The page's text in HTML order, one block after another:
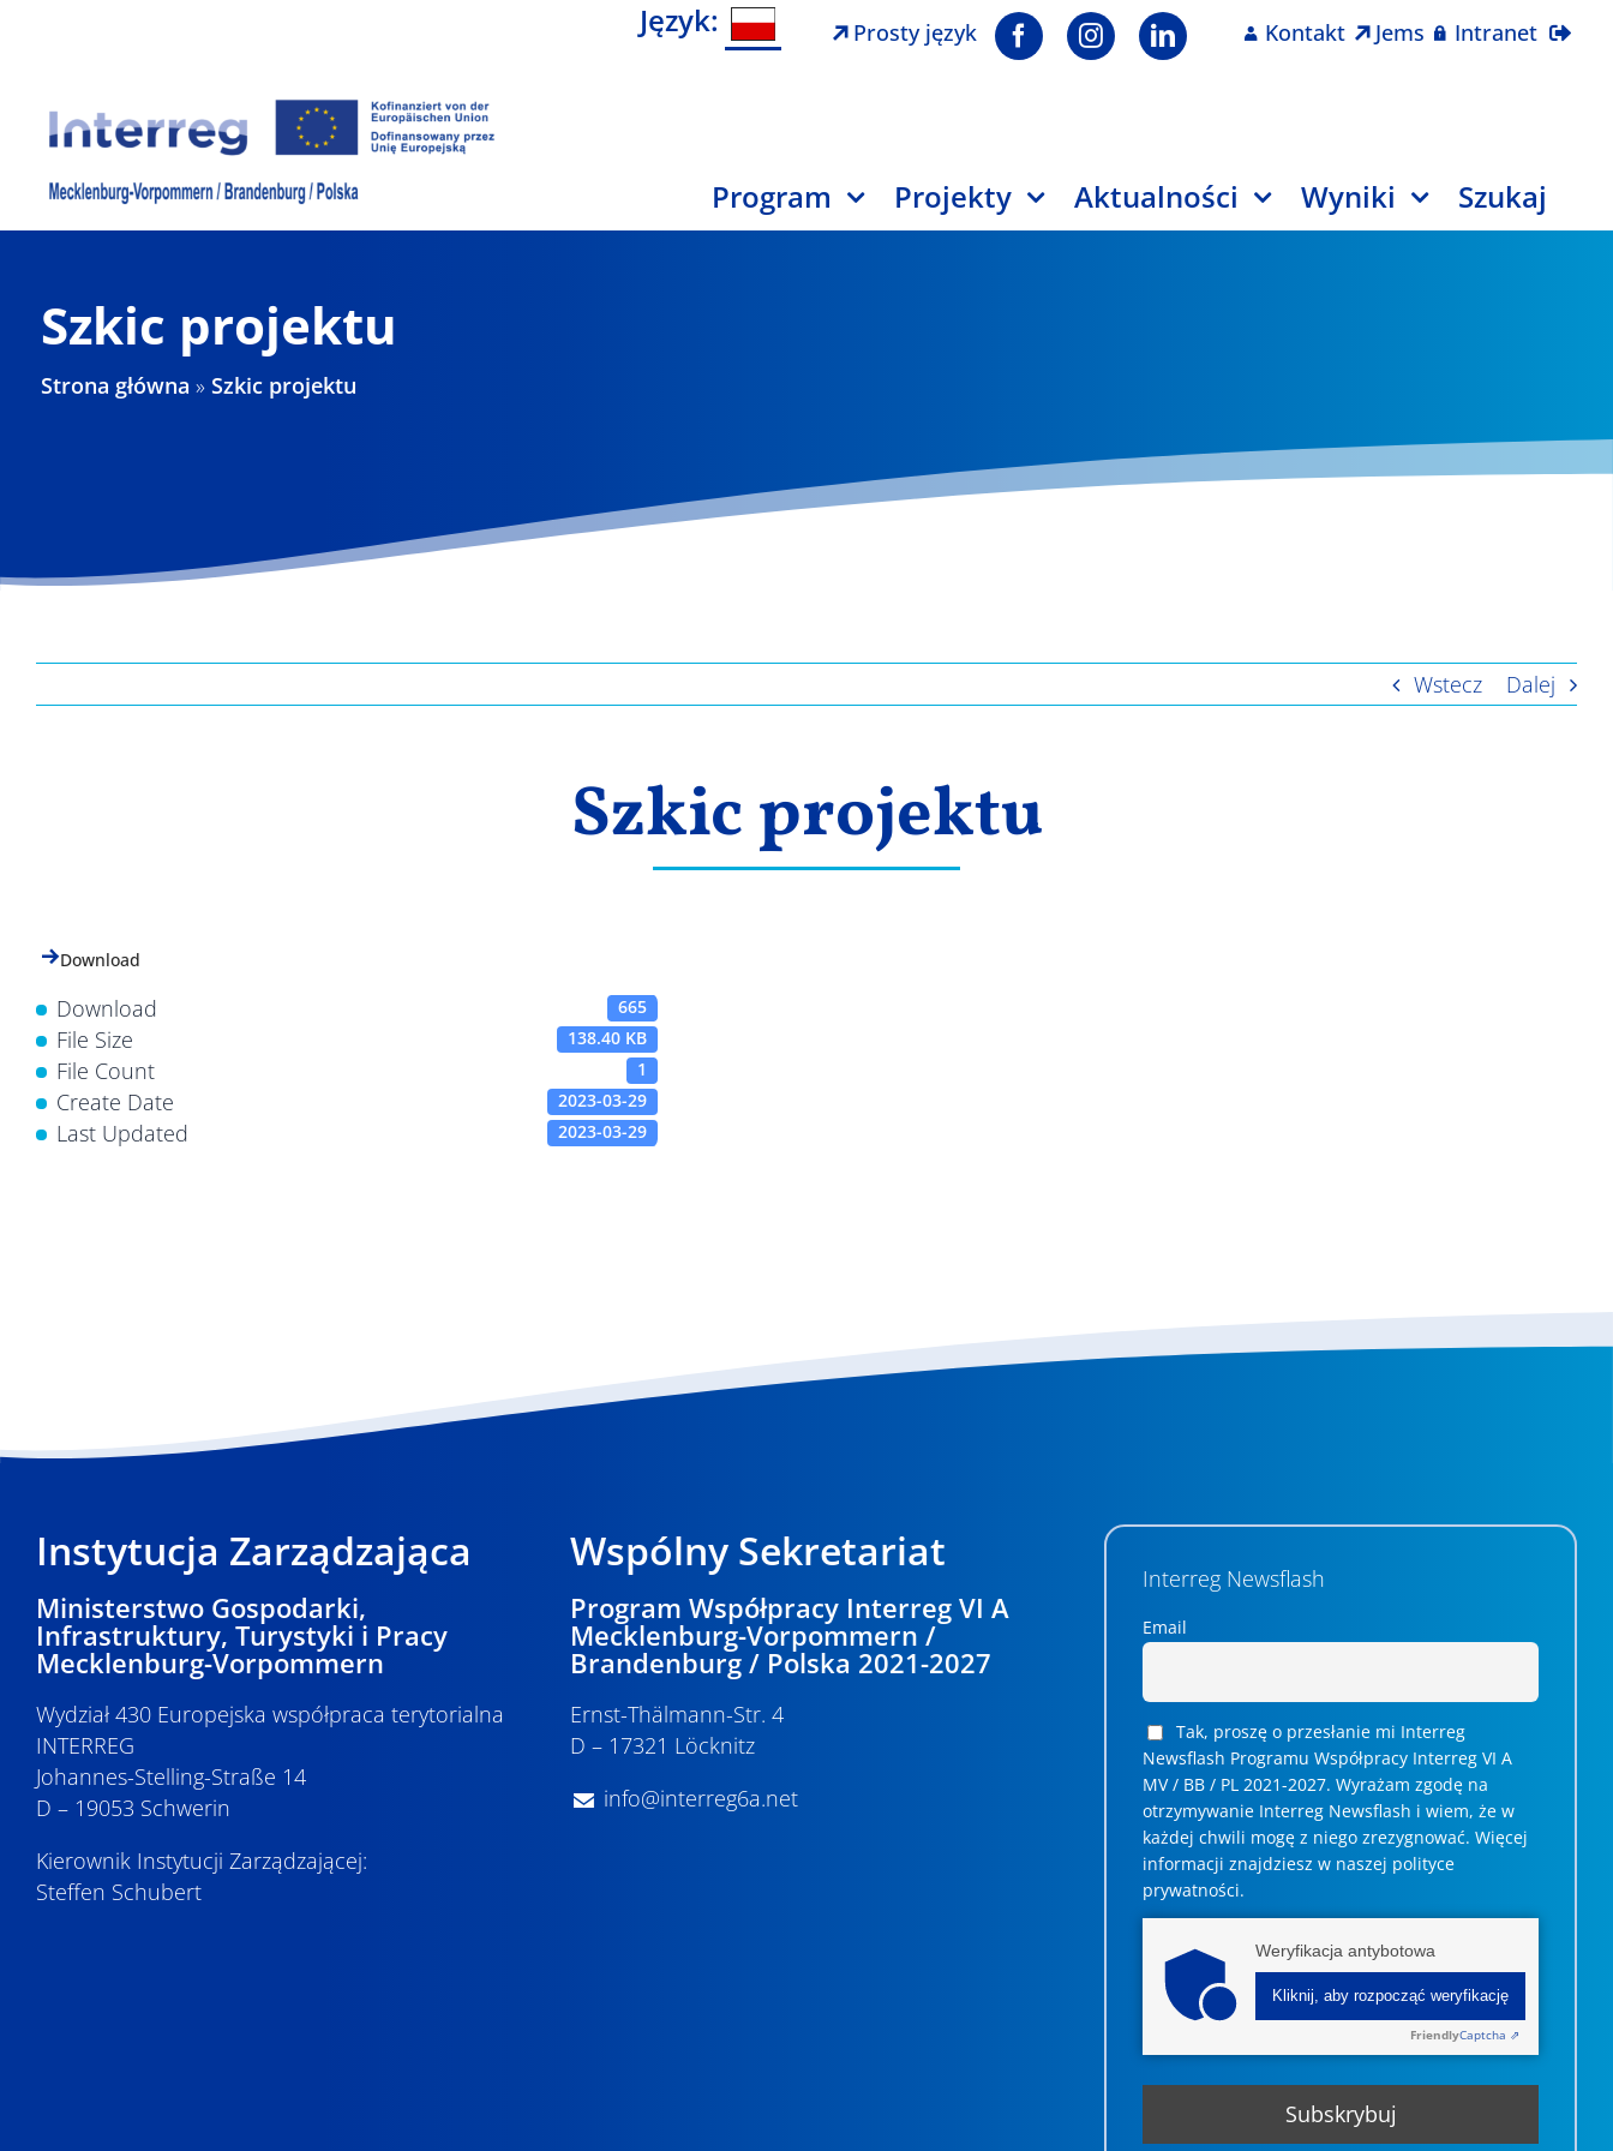
Język: Prosty język Kontakt Jems Intranet
Program Projekty Aktualności Wyniki Szukaj
Szkic projektu
Strona główna »Szkic projektu
Wstecz Dalej
Szkic projektu
Download
Download 665
File Size 138.40 KB
File Count 1
Create Date 2023-03-29
Last Updated 2023-03-29
Instytucja Zarządzająca
Ministerstwo Gospodarki,
Infrastruktury, Turystyki i Pracy
Mecklenburg-Vorpommern
Wydział 430 Europejska współpraca terytorialna
INTERREG
Johannes-Stelling-Straße 14
D – 19053 Schwerin
Kierownik Instytucji Zarządzającej:
Steffen Schubert
Wspólny Sekretariat
Program Współpracy Interreg VI A
Mecklenburg-Vorpommern /
Brandenburg / Polska 2021-2027
Ernst-Thälmann-Str. 4
D – 17321 Löcknitz
info@interreg6a.net
Interreg Newsflash
Email
Tak, proszę o przesłanie mi Interreg
Newsflash Programu Współpracy Interreg VI A
MV / BB / PL 2021-2027. Wyrażam zgodę na
otrzymywanie Interreg Newsflash i wiem, że w
każdej chwili mogę z niego zrezygnować. ­­Więcej
informacji znajdziesz w naszej polityce
prywatności.
Weryfikacja antybotowa
Kliknij, aby rozpocząć weryfikację
FriendlyCaptcha ⇗